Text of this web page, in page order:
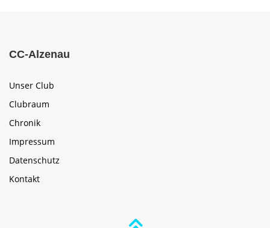
CC-Alzenau
Unser Club
Clubraum
Chronik
Impressum
Datenschutz
Kontakt